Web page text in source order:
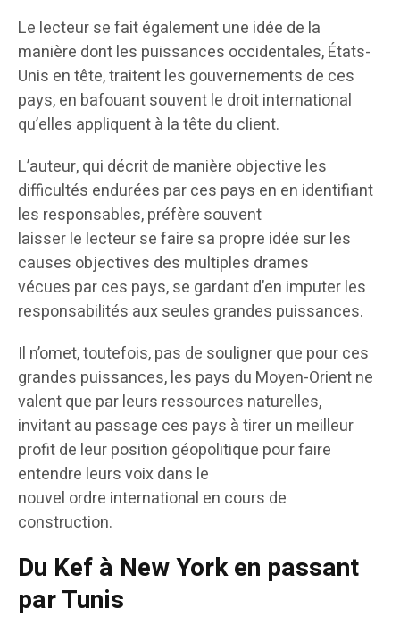
Le lecteur se fait également une idée de la
manière dont les puissances occidentales, États-
Unis en tête, traitent les gouvernements de ces
pays, en bafouant souvent le droit international
qu’elles appliquent à la tête du client.
L’auteur, qui décrit de manière objective les
difficultés endurées par ces pays en en identifiant
les responsables, préfère souvent
laisser le lecteur se faire sa propre idée sur les
causes objectives des multiples drames
vécues par ces pays, se gardant d’en imputer les
responsabilités aux seules grandes puissances.
Il n’omet, toutefois, pas de souligner que pour ces
grandes puissances, les pays du Moyen-Orient ne
valent que par leurs ressources naturelles,
invitant au passage ces pays à tirer un meilleur
profit de leur position géopolitique pour faire
entendre leurs voix dans le
nouvel ordre international en cours de
construction.
Du Kef à New York en passant
par Tunis